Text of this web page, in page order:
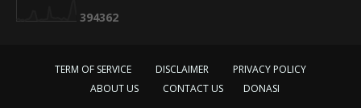
394362
TERM OF SERVICE DISCLAIMER
PRIVACY POLICY
ABOUT US
CONTACT US
DONASI